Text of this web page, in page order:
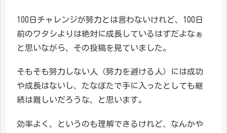
100日チャレンジが努力とは言わないけれど、100日
前のワタシよりは絶対に成長しているはずだよなぁ
と思いながら、その投稿を見ていました。
そもそも努力しない人（努力を避ける人）には成功
や成長はないし、たなぼたで手に入ったとしても継
続は難しいだろうな、と思います。
効率よく、というのも理解できるけれど、なんかや